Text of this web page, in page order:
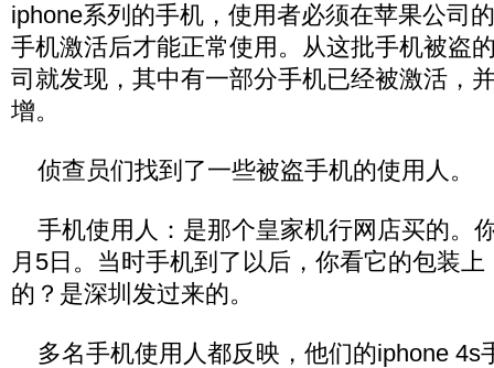
iphone系列的手机，使用者必须在苹果公司
手机激活后才能正常使用。从这批手机被盗
司就发现，其中有一部分手机已经被激活，
增。
侦查员们找到了一些被盗手机的使用人。
手机使用人：是那个皇家机行网店买的。
月5日。当时手机到了以后，你看它的包装
的？是深圳发过来的。
多名手机使用人都反映，他们的iphone 4s